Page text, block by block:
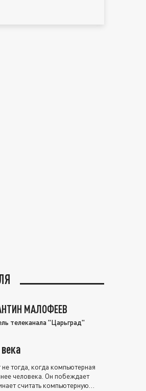
МАЛОФЕЕВ
телеканала "Царьград"
тогда, когда компьютерная
человека. Он побеждает
считать компьютерную